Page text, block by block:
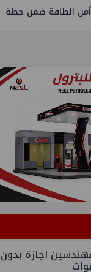
الطاقة ضمن خطة
اجازة بدون